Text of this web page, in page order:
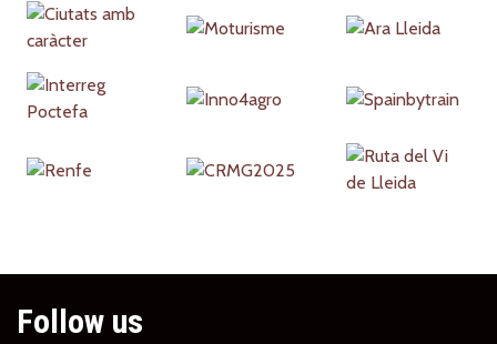
Partners
Follow us